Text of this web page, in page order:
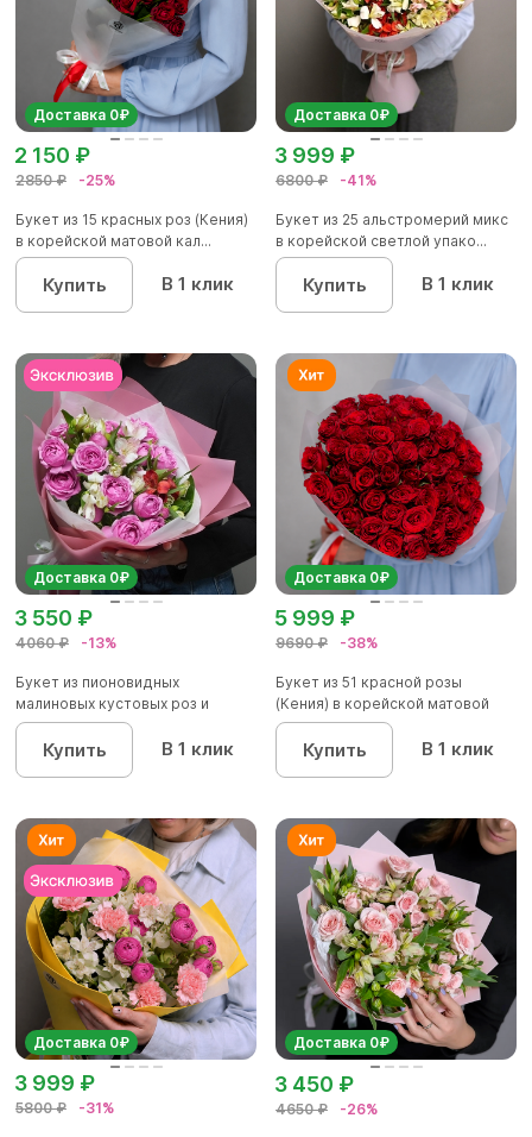
Доставка 0₽
2850 ₽ -25%
2 150 ₽
Букет из 15 красных роз (Кения)
в корейской матовой кал...
Купить В 1 клик
Доставка 0₽
6800 ₽ -41%
3 999 ₽
Букет из 25 альстромерий микс
в корейской светлой упако...
Купить В 1 клик
Доставка 0₽
4060 ₽ -13%
3 550 ₽
Букет из пионовидных
малиновых кустовых роз и
альстроме...
Купить В 1 клик
Доставка 0₽
9690 ₽ -38%
5 999 ₽
Букет из 51 красной розы
(Кения) в корейской матовой
уп...
Купить В 1 клик
Доставка 0₽
5800 ₽ -31%
3 999 ₽
Доставка 0₽
4650 ₽ -26%
3 450 ₽